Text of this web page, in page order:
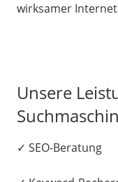
wirksamer
Unsere
✓ SEO-Beratung